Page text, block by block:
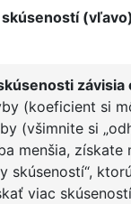
(vľavo)
závisia
(koeficient si
(všimnite si
menšia,
skúseností“,
viac